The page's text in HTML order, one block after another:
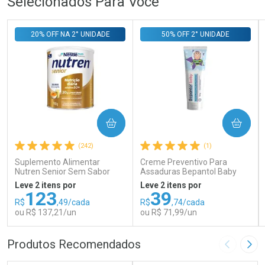
(242)
Suplemento Alimentar
Nutren Senior Sem Sabor
740g
20% OFF NA 2° UNIDADE
Leve 2 itens por
R$123,49/cada
ou R$ 137,21/un
COMPRAR
FECHAR
FECHAR
Por Menos
(1)
Creme Preventivo Para
Assaduras Bepantol Baby
Toy Story Personagens
Sortidos 120g
50% OFF 2° UNIDADE
Leve 2 itens por
R$39,74/cada
ou R$ 71,99/un
COMPRAR
Por Menos
Produtos Recomendados Imagem